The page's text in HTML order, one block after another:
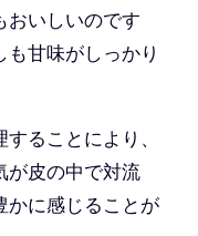
おいしいのです
甘味がしっかり
ることにより、
が皮の中で対流
かに感じることが